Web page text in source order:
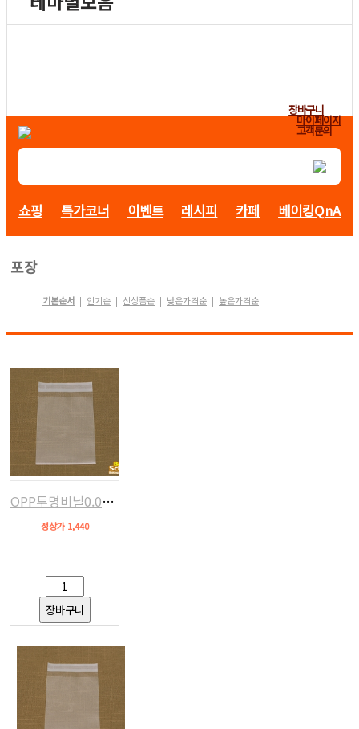
장바구니
마이페이지
고객문의
쇼핑 특가코너 이벤트 레시피 카페 베이킹QnA
포장
기본순서 | 인기순 | 신상품순 | 낮은가격순 | 높은가격순
OPP투명비닐0.04mm(접착,12x16+4,약50장)
정상가 1,440